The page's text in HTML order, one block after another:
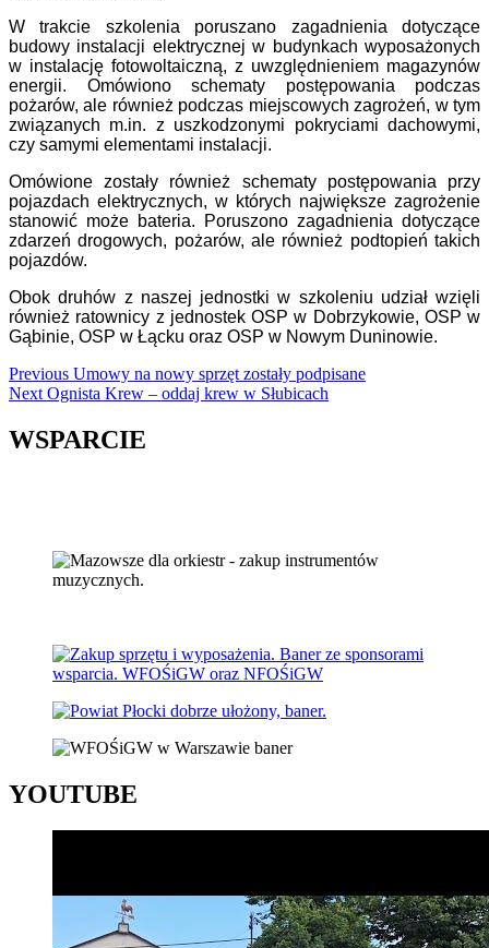
W trakcie szkolenia poruszano zagadnienia dotyczące
budowy instalacji elektrycznej w budynkach wyposażonych
w instalację fotowoltaiczną, z uwzględnieniem magazynów
energii. Omówiono schematy postępowania podczas
pożarów, ale również podczas miejscowych zagrożeń, w tym
związanych m.in. z uszkodzonymi pokryciami dachowymi,
czy samymi elementami instalacji.
Omówione zostały również schematy postępowania przy
pojazdach elektrycznych, w których największe zagrożenie
stanowić może bateria. Poruszono zagadnienia dotyczące
zdarzeń drogowych, pożarów, ale również podtopień takich
pojazdów.
Obok druhów z naszej jednostki w szkoleniu udział wzięli
również ratownicy z jednostek OSP w Dobrzykowie, OSP w
Gąbinie, OSP w Łącku oraz OSP w Nowym Duninowie.
Continue
Reading
Previous Umowy na nowy sprzęt zostały podpisane
Next Ognista Krew – oddaj krew w Słubicach
WSPARCIE
YOUTUBE